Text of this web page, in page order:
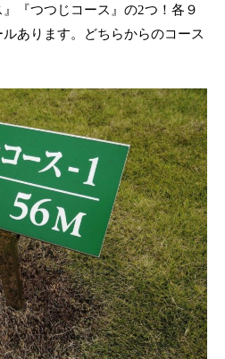
『つつじコース』の2つ！各９
あります。どちらからのコース